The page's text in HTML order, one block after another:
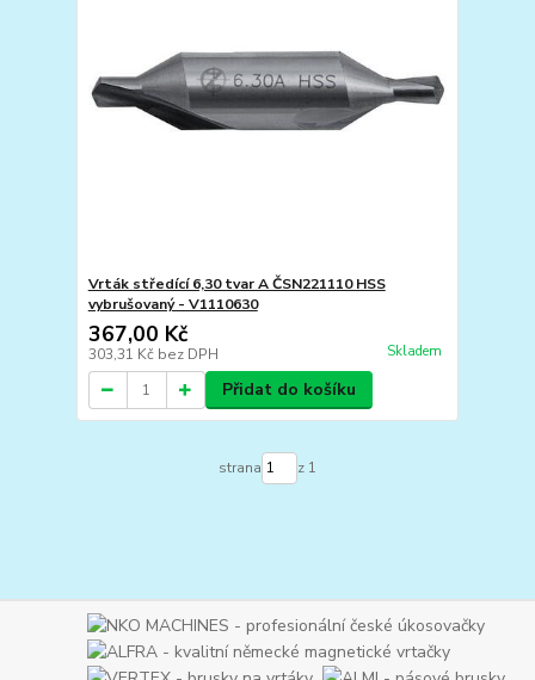
Vrták středící 6,30 tvar A ČSN221110 HSS
vybrušovaný - V1110630
367,00 Kč
303,31 Kč bez DPH Skladem
Přidat do košíku
strana z 1